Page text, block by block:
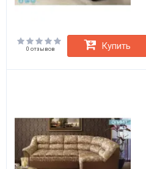
0 отзывов Купить